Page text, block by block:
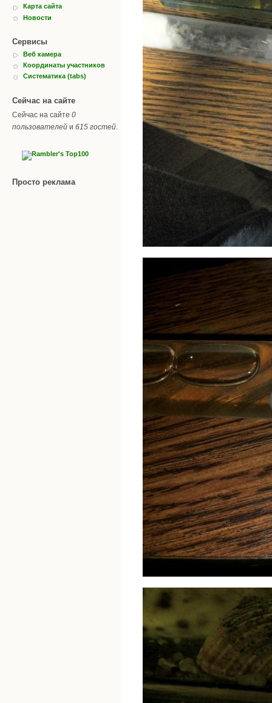
Карта сайта
Новости
Сервисы
Веб камера
Координаты участников
Систематика (tabs)
Сейчас на сайте
Сейчас на сайте 0
пользователей и 615 гостей
Просто реклама